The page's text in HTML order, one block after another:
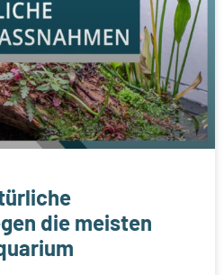
die meisten